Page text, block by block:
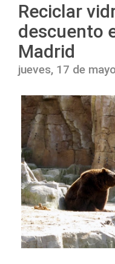
Reciclar
descuento
Madrid
jueves, 17 de